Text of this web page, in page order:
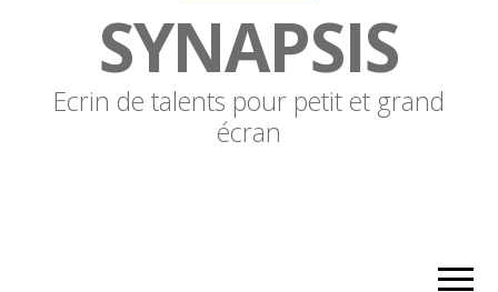
SYNAPSIS
Ecrin de talents pour petit et grand
écran